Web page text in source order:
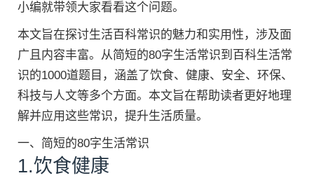
小编就带领大家看看这个问题。
本文旨在探讨生活百科常识的魅力和实用性，涉及面
广且内容丰富。从简短的80字生活常识到百科生活常
识的1000道题目，涵盖了饮食、健康、安全、环保、
科技与人文等多个方面。本文旨在帮助读者更好地理
解并应用这些常识，提升生活质量。
一、简短的80字生活常识
1.饮食健康